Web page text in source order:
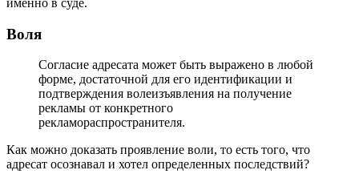
именно в суде.
Воля
Согласие адресата может быть выражено в любой
форме, достаточной для его идентификации и
подтверждения волеизъявления на получение
рекламы от конкретного
рекламораспространителя.
Как можно доказать проявление воли, то есть того, что
адресат осознавал и хотел определенных последствий?